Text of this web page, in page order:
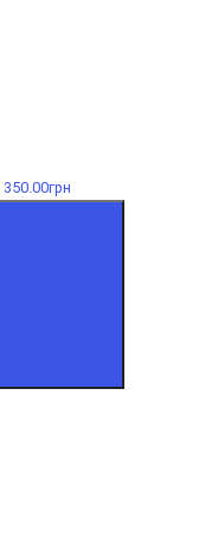
350.00грн